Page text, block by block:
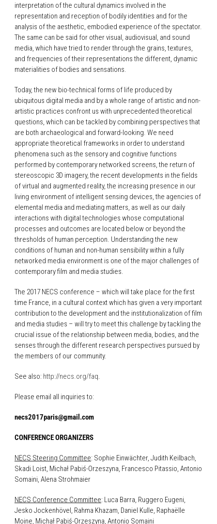
interpretation of the cultural dynamics involved in the
representation and reception of bodily identities and for the
analysis of the aesthetic, embodied experience of the spectator.
The same can be said for other visual, audiovisual, and sound
media, which have tried to render through the grains, textures,
and frequencies of their representations the different, dynamic
materialities of bodies and sensations.
Today, the new bio-technical forms of life produced by
ubiquitous digital media and by a whole range of artistic and non-
artistic practices confront us with unprecedented theoretical
questions, which can be tackled by combining perspectives that
are both archaeological and forward-looking. We need
appropriate theoretical frameworks in order to understand
phenomena such as the sensory and cognitive functions
performed by contemporary networked screens, the return of
stereoscopic 3D imagery, the recent developments in the fields
of virtual and augmented reality, the increasing presence in our
living environment of intelligent sensing devices, the agencies of
elemental media and mediating matters, as well as our daily
interactions with digital technologies whose computational
processes and outcomes are located below or beyond the
thresholds of human perception. Understanding the new
conditions of human and non-human sensibility within a fully
networked media environment is one of the major challenges of
contemporary film and media studies.
The 2017 NECS conference – which will take place for the first
time France, in a cultural context which has given a very important
contribution to the development and the institutionalization of film
and media studies – will try to meet this challenge by tackling the
crucial issue of the relationship between media, bodies, and the
senses through the different research perspectives pursued by
the members of our community.
See also: http://necs.org/faq.
Please email all inquiries to:
necs2017paris@gmail.com
CONFERENCE ORGANIZERS
NECS Steering Committee: Sophie Einwächter, Judith Keilbach,
Skadi Loist, Michał Pabiś-Orzeszyna, Francesco Pitassio, Antonio
Somaini, Alena Strohmaier
NECS Conference Committee: Luca Barra, Ruggero Eugeni,
Jesko Jockenhövel, Rahma Khazam, Daniel Kulle, Raphaëlle
Moine, Michał Pabiś-Orzeszyna, Antonio Somaini